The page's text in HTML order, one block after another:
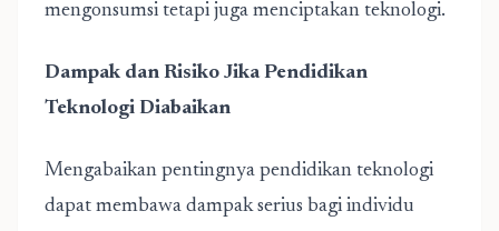
mengonsumsi tetapi juga menciptakan teknologi.
Dampak dan Risiko Jika Pendidikan
Teknologi Diabaikan
Mengabaikan pentingnya pendidikan teknologi
dapat membawa dampak serius bagi individu